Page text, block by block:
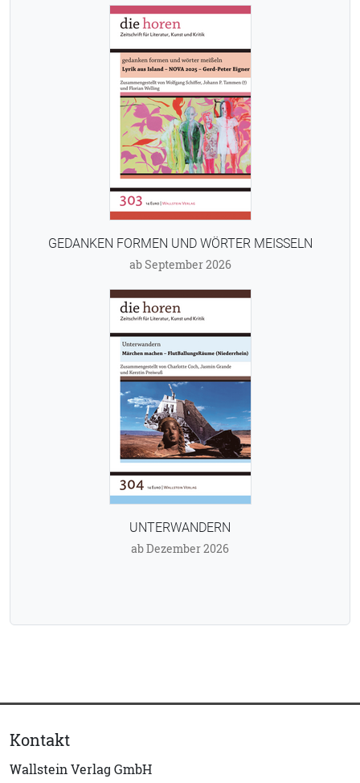
GEDANKEN FORMEN UND WÖRTER MEISSELN
ab September 2026
UNTERWANDERN
ab Dezember 2026
Kontakt
Wallstein Verlag GmbH